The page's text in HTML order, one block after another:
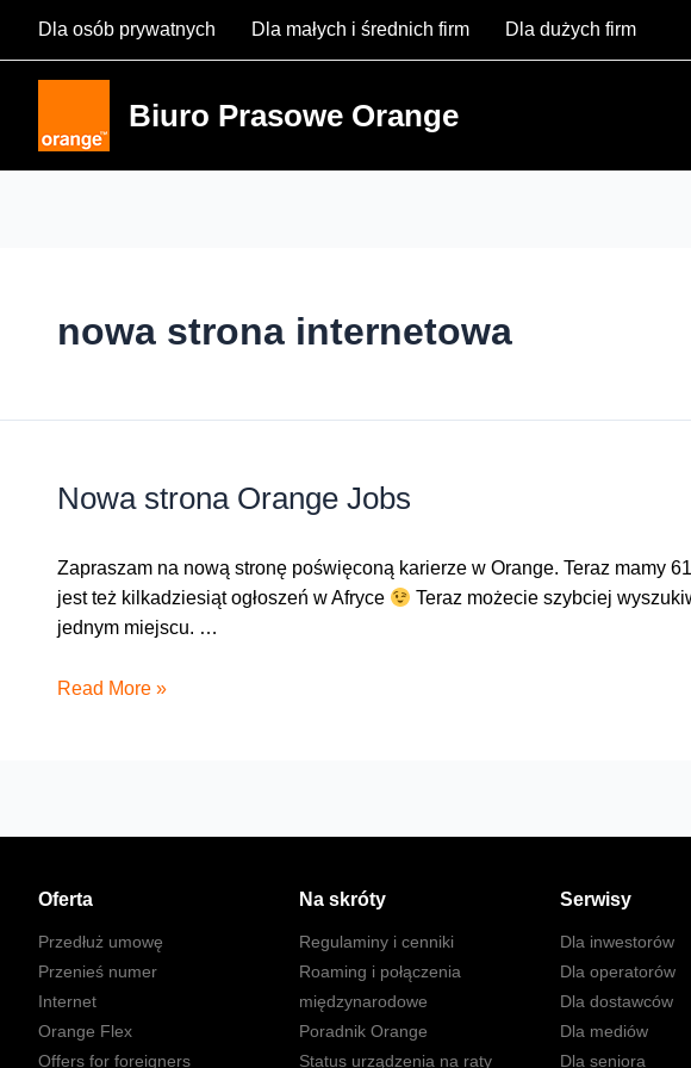
Dla osób prywatnych Dla małych i średnich firm Dla dużych firm
Biuro Prasowe Orange
nowa strona internetowa
Nowa strona Orange Jobs
Zapraszam na nową stronę poświęconą karierze w Orange. Teraz mamy
jest też kilkadziesiąt ogłoszeń w Afryce
Teraz możecie szybciej
jednym miejscu. …
Nowa
Read More »
Oferta
Przedłuż umowę
Przenieś numer
Internet
Orange Flex
Offers for foreigners
Na skróty
Regulaminy i cenniki
Roaming i połączenia
międzynarodowe
Poradnik Orange
Status urządzenia na raty
Serwisy
Dla inwestorów
Dla operatorów
Dla dostawców
Dla mediów
Dla seniora